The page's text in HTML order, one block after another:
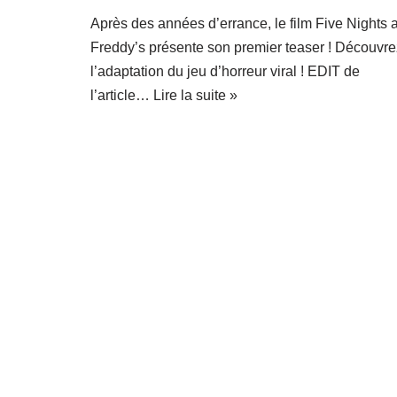
Après des années d’errance, le film Five Nights
Freddy’s présente son premier teaser !
l’adaptation du jeu d’horreur viral ! EDIT de
l’article… Lire la suite »